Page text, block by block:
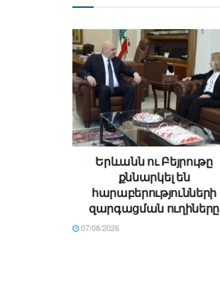
Երևանն ու Բեյրութը
քննարկել են
հարաբերությունների
զարգացման ուղիները
07/08/2026